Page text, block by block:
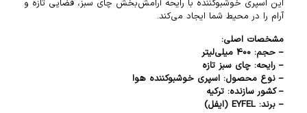
این اسپری خوشبوکننده با رایحه آرامش‌بخش چای سبز، فضایی تازه و
آرام را در محیط شما ایجاد می‌کند.
مشخصات اصلی:
– حجم: 400 میلی‌لیتر
– رایحه: چای سبز تازه
– نوع محصول: اسپری خوشبوکننده هوا
– کشور سازنده: ترکیه
– برند: EYFEL (ایفل)